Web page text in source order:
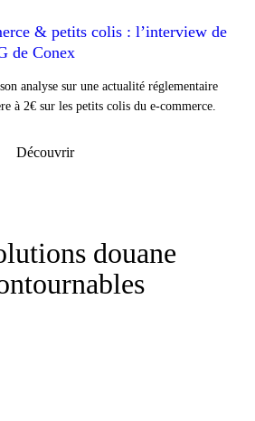
& petits colis : l’interview de
de Conex
analyse sur une actualité réglementaire
à 2€ sur les petits colis du e-commerce.
Découvrir
douane